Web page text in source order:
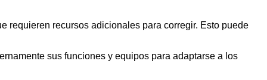
requieren recursos adicionales para corregir. Esto puede
sus funciones y equipos para adaptarse a los